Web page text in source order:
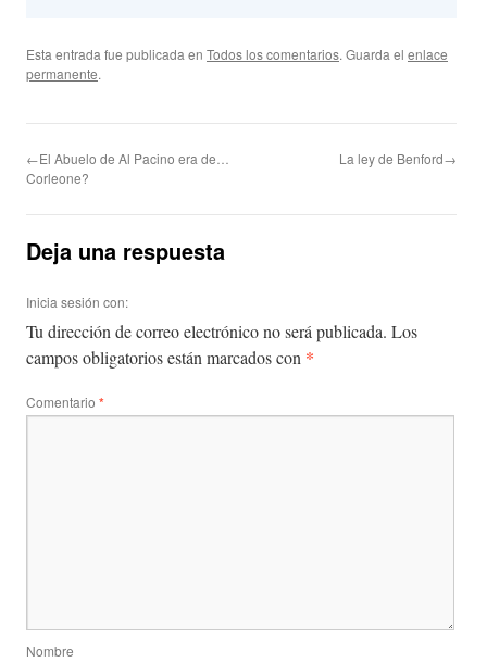
Esta entrada fue publicada en Todos los comentarios. Guarda el enlace
permanente.
←El Abuelo de Al Pacino era de…
Corleone?
La ley de Benford→
Deja una respuesta
Inicia sesión con:
Tu dirección de correo electrónico no será publicada. Los
campos obligatorios están marcados con *
Comentario *
Nombre